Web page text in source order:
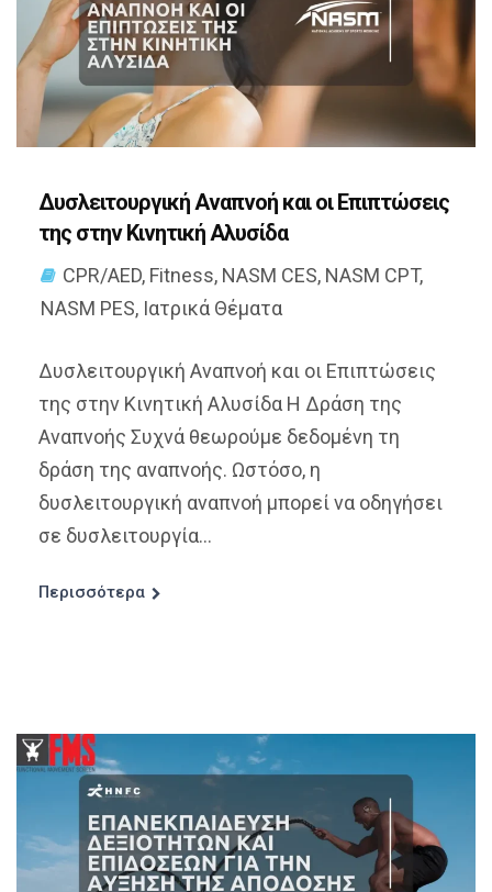
Δυσλειτουργική Αναπνοή και οι Επιπτώσεις
της στην Κινητική Αλυσίδα
CPR/AED, Fitness, NASM CES, NASM CPT,
NASM PES, Ιατρικά Θέματα
Δυσλειτουργική Αναπνοή και οι Επιπτώσεις
της στην Κινητική Αλυσίδα Η Δράση της
Αναπνοής Συχνά θεωρούμε δεδομένη τη
δράση της αναπνοής. Ωστόσο, η
δυσλειτουργική αναπνοή μπορεί να οδηγήσει
σε δυσλειτουργία...
Περισσότερα